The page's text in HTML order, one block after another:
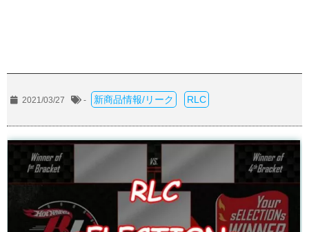
2021/03/27 - 新商品情報/リーク RLC